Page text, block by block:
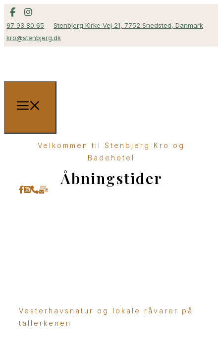
97 93 80 65
Stenbjerg Kirke Vej 21, 7752 Snedsted, Danmark
kro@stenbjerg.dk
Velkommen til Stenbjerg Kro og
Badehotel
Åbningstider
Vesterhavsnatur og lokale råvarer på
tallerkenen